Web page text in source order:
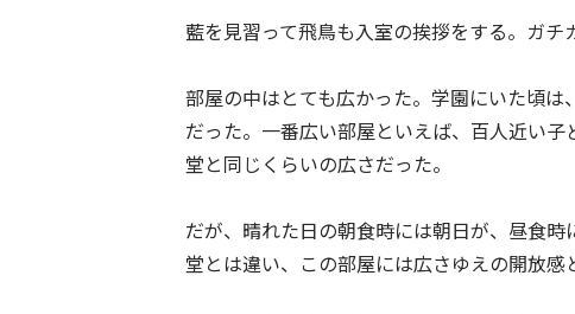
藍を見習って飛鳥も入室の挨拶をする。ガチ
部屋の中はとても広かった。学園にいた頃
だった。一番広い部屋といえば、百人近い
堂と同じくらいの広さだった。
だが、晴れた日の朝食時には朝日が、昼食
堂とは違い、この部屋には広さゆえの開放感